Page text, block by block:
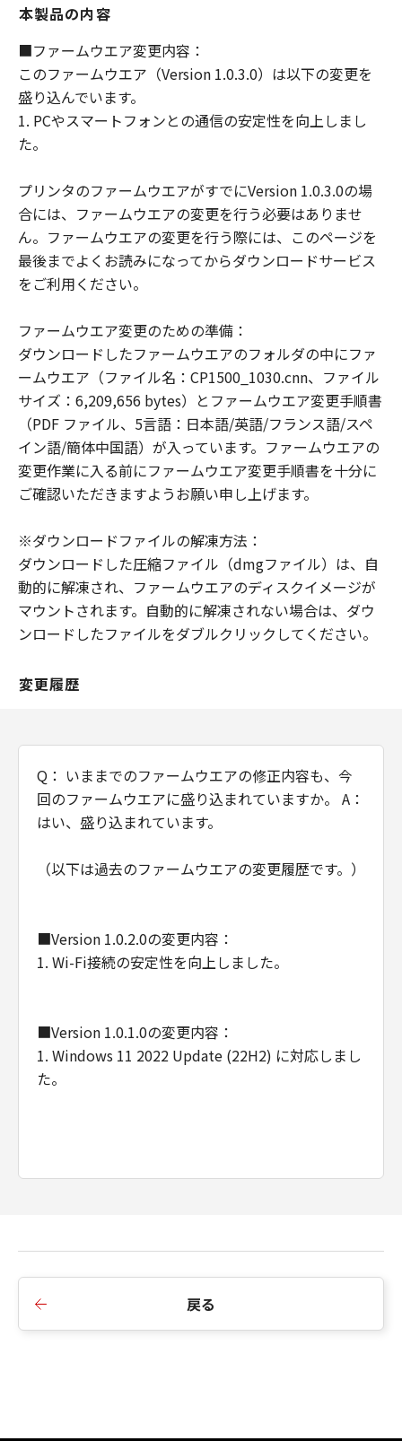
の関連会社、それらの販売代理店または販
売店、ならびにキヤノンのライセンサー
は、「許諾ソフトウェア」、または「許諾
ソフトウェア」の使用に起因または関連し
てお客様と第三者との間に生じたいかなる
紛争についても、一切責任を負わないもの
契約期間
(1) 「本契約」は、お客様が「許諾ソフト
ウェア」をお客様の所有するコンピュータ
（スマートフォン、タブレット端末を含
む。）にダウンロードした時点で発効し、
します。
(2) お客様が「本契約」のいずれかの条項
に違反した場合、「本契約」は直ちに終了
します。
(3) お客様は、上記(2) によって「本契約」
が終了した場合、「許諾ソフトウェア」の
取り扱いについてキヤノンの指示に従うも
のとします。
で並びに第10条の規定は、「本契約」の終
了後も効力を有するものとします。
U.S. GOVERNMENT RESTRICTED RIGHTS
NOTICE
"The Software is a ""commercial item,""
(Oct 1995), consisting of ""commercial
computer software documentation,"" as
(Sept 1995).
Consistent with 48 C.F.R. 12.212 and 48
C.F.R. 227.7202-1 through 227.7202-4
Users shall acquire the Software with
Shimomaruko 3-chome, Ohta-ku, Tokyo
146-8501, Japan.
トウェア」を意味し、指し示すものとしま
す。
本製品の内容
■ファームウエア変更内容：
このファームウエア（Version 1.0.3.0）は以下の変更を
盛り込んでいます。
1. PCやスマートフォンとの通信の安定性を向上しまし
た。
プリンタのファームウエアがすでにVersion 1.0.3.0の場
合には、ファームウエアの変更を行う必要はありませ
ん。ファームウエアの変更を行う際には、このページを
最後までよくお読みになってからダウンロードサービス
をご利用ください。
ファームウエア変更のための準備：
ダウンロードしたファームウエアのフォルダの中にファ
ームウエア（ファイル名：CP1500_1030.cnn、ファイル
サイズ：6,209,656 bytes）とファームウエア変更手順書
（PDF ファイル、5言語：日本語/英語/フランス語/スペ
イン語/簡体中国語）が入っています。ファームウエアの
変更作業に入る前にファームウエア変更手順書を十分に
ご確認いただきますようお願い申し上げます。
※ダウンロードファイルの解凍方法：
ダウンロードした圧縮ファイル（dmgファイル）は、自
動的に解凍され、ファームウエアのディスクイメージが
マウントされます。自動的に解凍されない場合は、ダウ
ンロードしたファイルをダブルクリックしてください。
変更履歴
Q： いままでのファームウエアの修正内容も、今
回のファームウエアに盛り込まれていますか。 A：
はい、盛り込まれています。
（以下は過去のファームウエアの変更履歴です。）
■Version 1.0.2.0の変更内容：
1. Wi-Fi接続の安定性を向上しました。
■Version 1.0.1.0の変更内容：
1. Windows 11 2022 Update (22H2) に対応しまし
た。
戻る